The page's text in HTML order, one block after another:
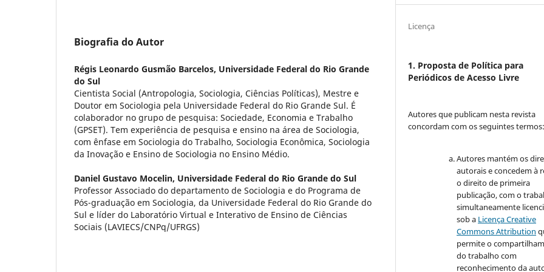
Biografia do Autor
Régis Leonardo Gusmão Barcelos, Universidade Federal do Rio Grande
do Sul
Cientista Social (Antropologia, Sociologia, Ciências Políticas), Mestre e
Doutor em Sociologia pela Universidade Federal do Rio Grande Sul. É
colaborador no grupo de pesquisa: Sociedade, Economia e Trabalho
(GPSET). Tem experiência de pesquisa e ensino na área de Sociologia,
com ênfase em Sociologia do Trabalho, Sociologia Econômica, Sociologia
da Inovação e Ensino de Sociologia no Ensino Médio.
Daniel Gustavo Mocelin, Universidade Federal do Rio Grande do Sul
Professor Associado do departamento de Sociologia e do Programa de
Pós-graduação em Sociologia, da Universidade Federal do Rio Grande do
Sul e líder do Laboratório Virtual e Interativo de Ensino de Ciências
Sociais (LAVIECS/CNPq/UFRGS)
Licença
1. Proposta de Política para
Periódicos de Acesso Livre
Autores que publicam nesta revista
concordam com os seguintes
Autores mantém os
autorais e concedem à
o direito de primeira
publicação, com o
simultaneamente
sob a Licença Creative
Commons Attribution
permite o
do trabalho com
reconhecimento da